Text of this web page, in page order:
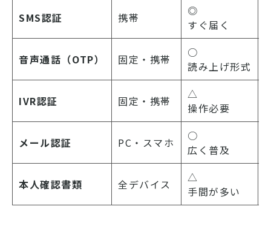
SMS認証 携帯
◎
すぐ届く
音声通話（OTP） 固定・携帯
○
読み上げ形式
IVR認証 固定・携帯
△
操作必要
メール認証 PC・スマホ
○
広く普及
本人確認書類 全デバイス
△
手間が多い